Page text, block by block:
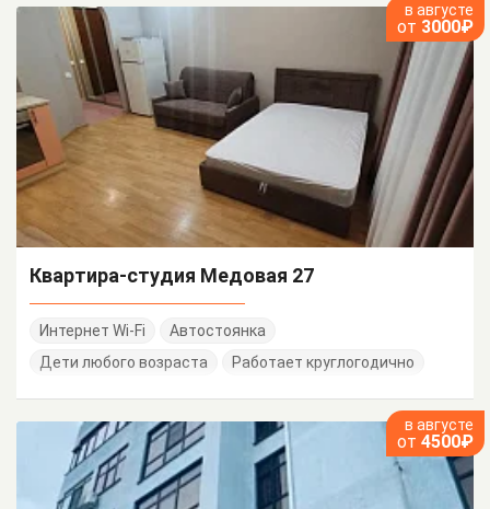
в августе
от 3000₽
Квартира-студия Медовая 27
Интернет Wi-Fi
Автостоянка
Дети любого возраста
Работает круглогодично
в августе
от 4500₽